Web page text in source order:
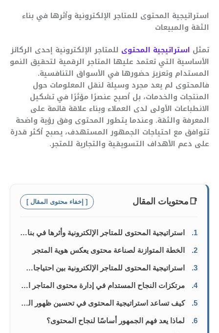
استراتيجية المحتوى للمتاجر الإلكترونية وأثرها في بناء
الثقة والمبيعات
تمثل استراتيجية المحتوى للمتاجر الإلكترونية إحدى الركائز
الأساسية التي تعتمد عليها المتاجر الرقمية لتحقيق النمو
المستدام وتعزيز حضورها في الأسواق التنافسية.
فالمحتوى لم يعد مجرد وسيلة لنقل المعلومات حول
المنتجات والخدمات، بل أصبح عنصرًا مؤثرًا في تشكيل
الانطباعات الأولى لدى العملاء وبناء علاقة قائمة على
المعرفة والثقة. وعندما يتطور المحتوى وفق رؤية واضحة
تتوافق مع احتياجات الجمهور المستهدف، يصبح أكثر قدرة
على دعم الأهداف التسويقية والتجارية للمتجر.
📑 محتويات المقال [ إخفاء محتوى المقال ]
1. استراتيجية المحتوى للمتاجر الإلكترونية وأثرها في بناء الثقة والمبيعات
2. الخطة المتوازنة لصناعة محتوى يعكس هوية المتجر
3. استراتيجية المحتوى للمتاجر الإلكترونية بين احتياجات الجمهور والنمو
4. مرتكزات النجاح المستدام في إدارة محتوى المتاجر الإلكترونية
5. كيف تساعد استراتيجية المحتوى في تحسين ظهور المتجر الإلكتروني؟
6. لماذا يعد فهم الجمهور أساسًا لنجاح المحتوى؟